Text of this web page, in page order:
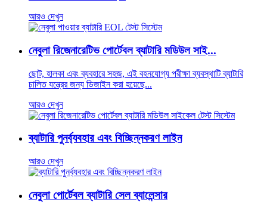
আরও দেখুন
নেবুলা রিজেনারেটিভ পোর্টেবল ব্যাটারি মডিউল সাই...
ছোট, হালকা এবং ব্যবহারে সহজ, এই বহনযোগ্য পরীক্ষা ব্যবস্থাটি ব্যাটারি
চালিত যন্ত্রের জন্য ডিজাইন করা হয়েছে...
আরও দেখুন
ব্যাটারি পুনর্ব্যবহার এবং বিচ্ছিন্নকরণ লাইন
আরও দেখুন
নেবুলা পোর্টেবল ব্যাটারি সেল ব্যালেন্সার